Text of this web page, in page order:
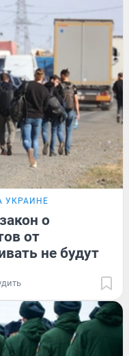
УКРАИНЕ
о
от
не будут